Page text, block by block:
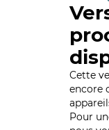
Cette
encore
Pour